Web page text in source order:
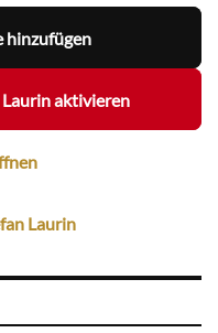
hinzufügen
aktivieren
Laurin